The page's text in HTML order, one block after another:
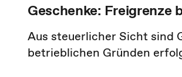
Geschenke: Freigrenze
Aus steuerlicher Sicht sind
betrieblichen Gründen